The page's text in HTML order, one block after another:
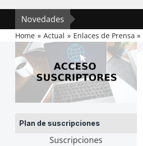
Novedades
Home Actual Enlaces de Prensa
Plan de suscripciones
Suscripciones